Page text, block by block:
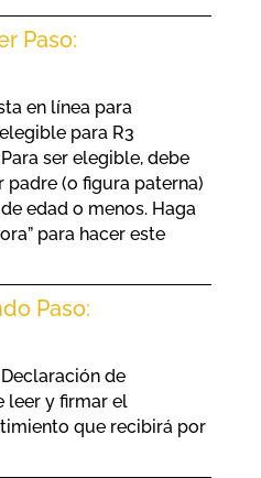
Paso:
en línea para
para R3
ser elegible, debe
padre (o figura paterna)
edad o menos. Haga
para hacer este
Paso:
de
leer y firmar el
que recibirá por